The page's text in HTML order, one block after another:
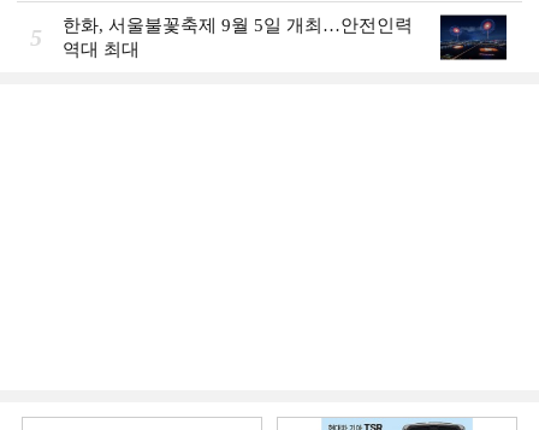
5
한화, 서울불꽃축제 9월 5일 개최…안전인력
역대 최대